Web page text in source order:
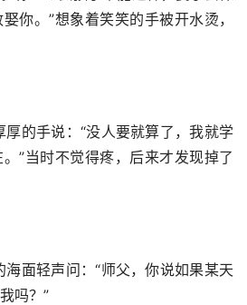
你。”想象着笑笑的手被开水烫，
的手说：“没人要就算了，我就学
”当时不觉得疼，后来才发现掉了
面轻声问：“师父，你说如果某天
吗？”